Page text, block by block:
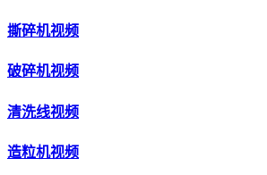
撕碎机视频
破碎机视频
清洗线视频
造粒机视频